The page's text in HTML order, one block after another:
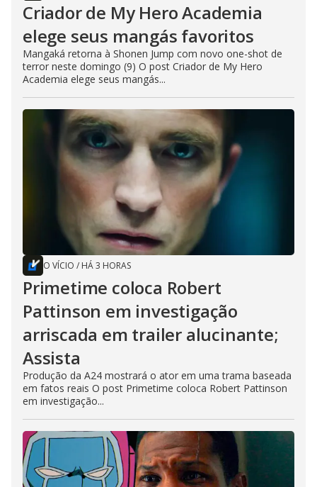
Criador de My Hero Academia
elege seus mangás favoritos
Mangaká retorna à Shonen Jump com novo one-shot de
terror neste domingo (9) O post Criador de My Hero
Academia elege seus mangás...
O VÍCIO / HÁ 3 HORAS
Primetime coloca Robert
Pattinson em investigação
arriscada em trailer alucinante;
Assista
Produção da A24 mostrará o ator em uma trama baseada
em fatos reais O post Primetime coloca Robert Pattinson
em investigação...